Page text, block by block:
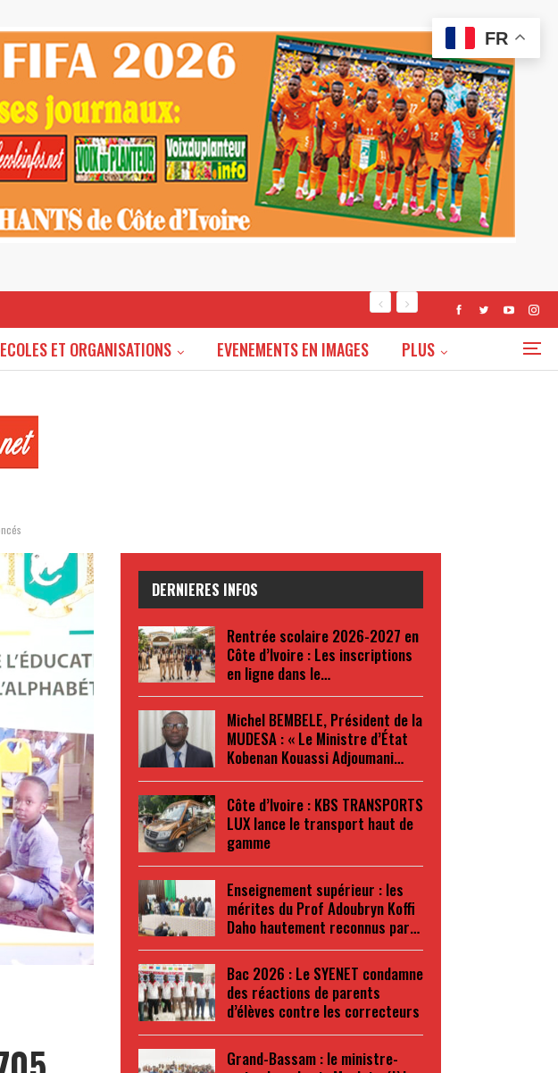
ECOLES ET ORGANISATIONS EVENEMENTS EN IMAGES PLUS
DERNIERES INFOS
Rentrée scolaire 2026-2027 en
Côte d’Ivoire : Les inscriptions
en ligne dans le…
Michel BEMBELE, Président de la
MUDESA : « Le Ministre d’État
Kobenan Kouassi Adjoumani…
Côte d’Ivoire : KBS TRANSPORTS
LUX lance le transport haut de
gamme
Enseignement supérieur : les
mérites du Prof Adoubryn Koffi
Daho hautement reconnus par…
Bac 2026 : Le SYENET condamne
des réactions de parents
d’élèves contre les correcteurs
Grand-Bassam : le ministre-
FR